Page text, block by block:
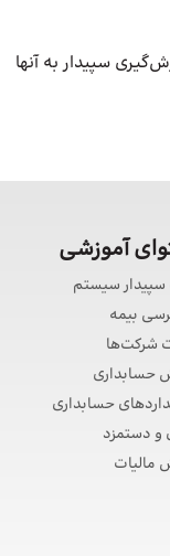
سپیدار به آنها
آموزشی
سیستم
بیمه
شرکت‌ها
حسابداری
حسابداری
دستمزد
مالیات